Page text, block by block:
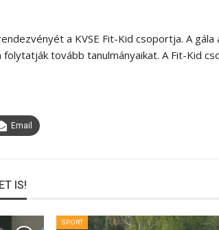
a KVSE Fit-Kid csoportja. A
tovább tanulmányaikat. A Fit-Kid
Email
IS!
SPORT